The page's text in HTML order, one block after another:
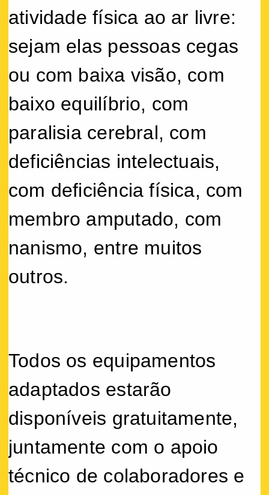
atividade física ao ar livre:
sejam elas pessoas cegas
ou com baixa visão, com
baixo equilíbrio, com
paralisia cerebral, com
deficiências intelectuais,
com deficiência física, com
membro amputado, com
nanismo, entre muitos
outros.
Todos os equipamentos
adaptados estarão
disponíveis gratuitamente,
juntamente com o apoio
técnico de colaboradores e